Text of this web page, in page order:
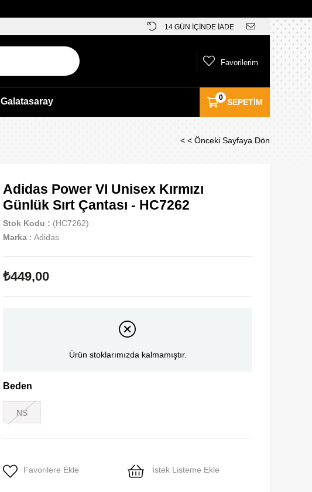
14 GÜN İÇİNDE İADE
SEPETIM
0
Favorilerim
Galatasaray
< < Önceki Sayfaya Dön
Adidas Power VI Unisex Kırmızı
Günlük Sırt Çantası - HC7262
Stok Kodu
(HC7262)
Marka : Adidas
₺449,00
Ürün stoklarımızda kalmamıştır.
Beden
NS
Favorilere Ekle İstek Listeme Ekle